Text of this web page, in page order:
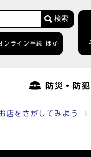
検索
ンライン手続 ほか
防災・防
店をさがしてみよう